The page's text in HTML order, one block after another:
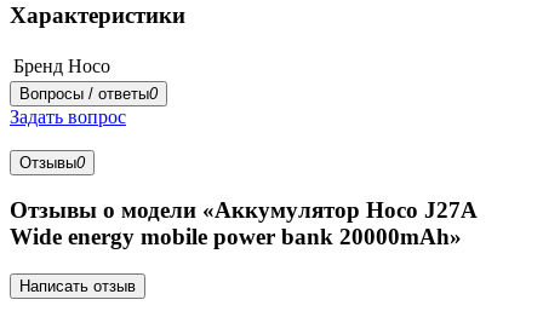
Характеристики
Бренд Hoco
Вопросы / ответы0
Задать вопрос
Отзывы0
Отзывы о модели «Аккумулятор Hoco J27A
Wide energy mobile power bank 20000mAh»
Написать отзыв